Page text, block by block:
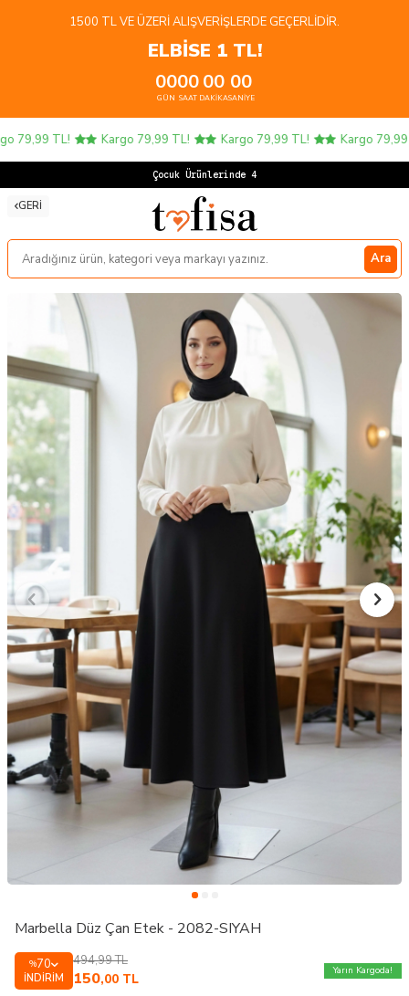
1500 TL VE ÜZERI ALIŞVERIŞLERDE GEÇERLIDIR.
ELBİSE 1 TL!
00
GÜN
00
SAAT
00
DAKIKA
00
SANIYE
79,99 TL! Kargo 79,99 TL! Kargo 79,99 TL! Kargo 79,99
Çocuk Ürünlerinde 4 AL
GERI
Ara
Marbella Düz Çan Etek - 2082-SIYAH
%70
İNDIRIM
494,99TL
150,00 TL
Yarın Kargoda!